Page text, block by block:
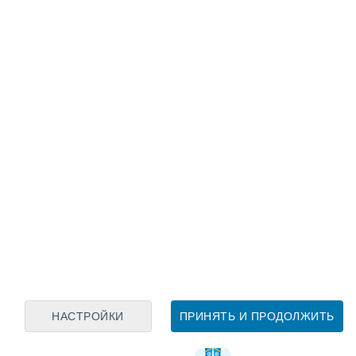
ПРИНЯТЬ И ПРОДОЛЖИТЬ
НАСТРОЙКИ
информация о курорте Yawgoo